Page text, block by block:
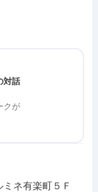
対話
クが
ネ有楽町５Ｆ